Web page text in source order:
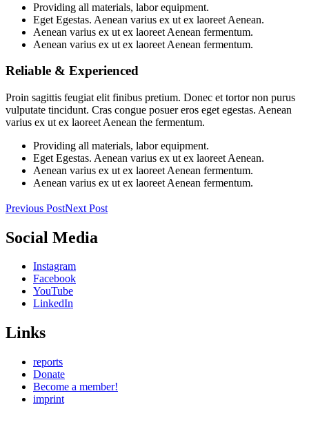
Providing all materials, labor equipment.
Eget Egestas. Aenean varius ex ut ex laoreet Aenean.
Aenean varius ex ut ex laoreet Aenean fermentum.
Aenean varius ex ut ex laoreet Aenean fermentum.
Reliable & Experienced
Proin sagittis feugiat elit finibus pretium. Donec et tortor non purus
vulputate tincidunt. Cras congue posuer eros eget egestas. Aenean
varius ex ut ex laoreet Aenean the fermentum.
Providing all materials, labor equipment.
Eget Egestas. Aenean varius ex ut ex laoreet Aenean.
Aenean varius ex ut ex laoreet Aenean fermentum.
Aenean varius ex ut ex laoreet Aenean fermentum.
Previous PostNext Post
Social Media
Instagram
Facebook
YouTube
LinkedIn
Links
reports
Donate
Become a member!
imprint